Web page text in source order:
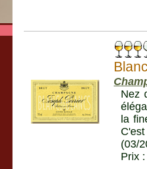
Nez
la
(03/
Prix